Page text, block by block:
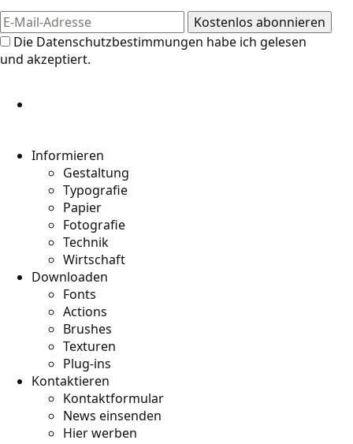
Die Datenschutzbestimmungen habe ich gelesen
und akzeptiert.
Informieren
Gestaltung
Typografie
Papier
Fotografie
Technik
Wirtschaft
Downloaden
Fonts
Actions
Brushes
Texturen
Plug-ins
Kontaktieren
Kontaktformular
News einsenden
Hier werben